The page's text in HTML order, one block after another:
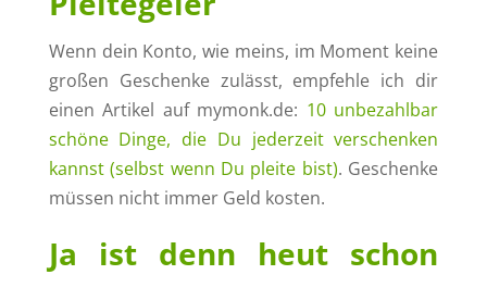
Wenn dein Konto, wie meins, im Moment keine
großen Geschenke zulässt, empfehle ich dir
einen Artikel auf mymonk.de: 10 unbezahlbar
schöne Dinge, die Du jederzeit verschenken
kannst (selbst wenn Du pleite bist). Geschenke
müssen nicht immer Geld kosten.
Ja ist denn heut schon